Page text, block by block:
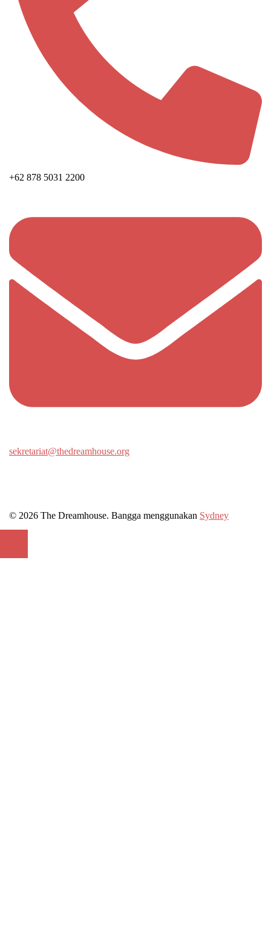
+62 878 5031 2200
sekretariat@thedreamhouse.org
© 2026 The Dreamhouse. Bangga menggunakan Sydney